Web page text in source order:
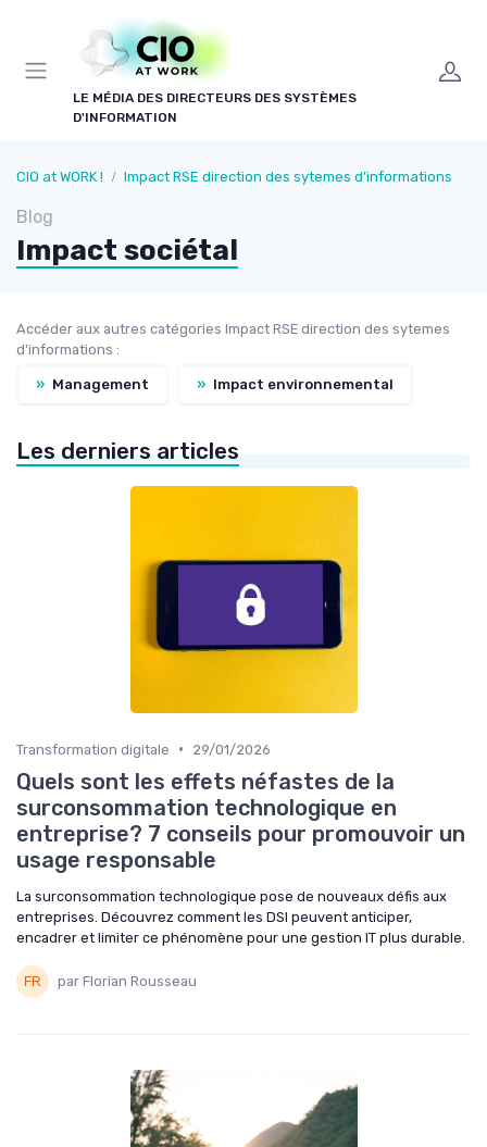
LE MÉDIA DES DIRECTEURS DES SYSTÈMES
D'INFORMATION
CIO at WORK ! Impact RSE direction des sytemes d'informations
Blog
Impact sociétal
Accéder aux autres catégories Impact RSE direction des sytemes
d'informations :
» Management » Impact environnemental
Les derniers articles
Transformation digitale • 29/01/2026
Quels sont les effets néfastes de la
surconsommation technologique en
entreprise? 7 conseils pour promouvoir un
usage responsable
La surconsommation technologique pose de nouveaux défis aux
entreprises. Découvrez comment les DSI peuvent anticiper,
encadrer et limiter ce phénomène pour une gestion IT plus durable.
par Florian Rousseau